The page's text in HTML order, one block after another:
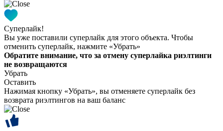
Суперлайк!
Вы уже поставили суперлайк для этого объекта. Чтобы
отменить суперлайк, нажмите «Убрать»
Обратите внимание, что за отмену суперлайка риэлтинги
не возвращаются
Убрать
Оставить
Нажимая кнопку «Убрать», вы отменяете суперлайк без
возврата риэлтингов на ваш баланс